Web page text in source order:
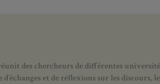
des chercheurs de différentes
et de réflexions sur les discours,